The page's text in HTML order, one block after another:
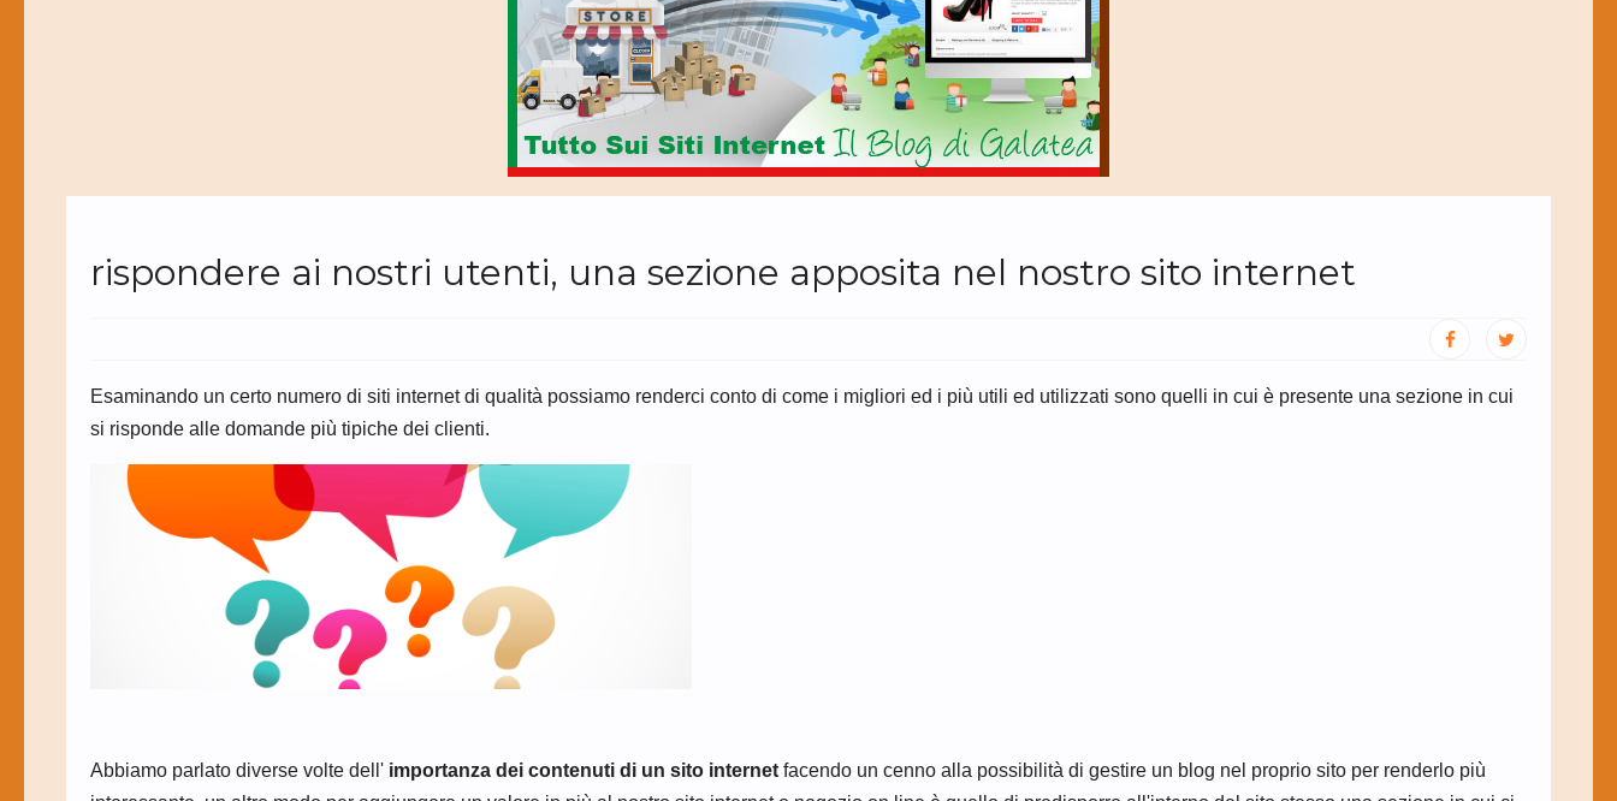
rispondere ai nostri utenti, una sezione apposita nel nostro sito internet
Esaminando un certo numero di siti internet di qualità possiamo renderci conto di come i migliori ed i più utili ed utilizzati sono quelli in cui è presente una sezione in cui
si risponde alle domande più tipiche dei clienti.
Abbiamo parlato diverse volte dell' importanza dei contenuti di un sito internetfacendo un cenno alla possibilità di gestire un blog nel proprio sito per renderlo più